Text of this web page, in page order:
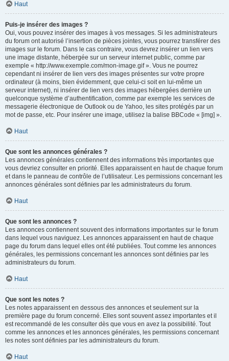
Haut
Puis-je insérer des images ?
Oui, vous pouvez insérer des images à vos messages. Si les administrateurs
du forum ont autorisé l’insertion de pièces jointes, vous pourrez transférer des
images sur le forum. Dans le cas contraire, vous devrez insérer un lien vers
une image distante, hébergée sur un serveur internet public, comme par
exemple « http://www.exemple.com/mon-image.gif ». Vous ne pourrez
cependant ni insérer de lien vers des images présentes sur votre propre
ordinateur (à moins, bien évidemment, que celui-ci soit en lui-même un
serveur internet), ni insérer de lien vers des images hébergées derrière un
quelconque système d’authentification, comme par exemple les services de
messagerie électronique de Outlook ou de Yahoo, les sites protégés par un
mot de passe, etc. Pour insérer une image, utilisez la balise BBCode « [img] ».
Haut
Que sont les annonces générales ?
Les annonces générales contiennent des informations très importantes que
vous devriez consulter en priorité. Elles apparaissent en haut de chaque forum
et dans le panneau de contrôle de l’utilisateur. Les permissions concernant les
annonces générales sont définies par les administrateurs du forum.
Haut
Que sont les annonces ?
Les annonces contiennent souvent des informations importantes sur le forum
dans lequel vous naviguez. Les annonces apparaissent en haut de chaque
page du forum dans lequel elles ont été publiées. Tout comme les annonces
générales, les permissions concernant les annonces sont définies par les
administrateurs du forum.
Haut
Que sont les notes ?
Les notes apparaissent en dessous des annonces et seulement sur la
première page du forum concerné. Elles sont souvent assez importantes et il
est recommandé de les consulter dès que vous en avez la possibilité. Tout
comme les annonces et les annonces générales, les permissions concernant
les notes sont définies par les administrateurs du forum.
Haut